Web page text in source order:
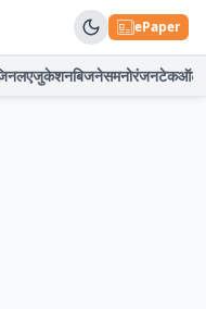
ePaper
एजुकेशनबिजनेसमनोरंजनटेकऑटो